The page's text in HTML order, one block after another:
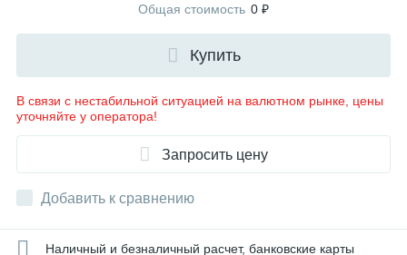
Общая стоимость 0 ₽
Купить
В связи с нестабильной ситуацией на валютном рынке, цены
уточняйте у оператора!
Запросить цену
Добавить к сравнению
Наличный и безналичный расчет, банковские карты